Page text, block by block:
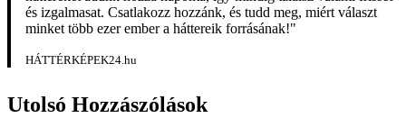
és izgalmasat. Csatlakozz hozzánk, és tudd meg, miért választ
minket több ezer ember a háttereik forrásának!"
HÁTTÉRKÉPEK24.hu
Utolsó Hozzászólások